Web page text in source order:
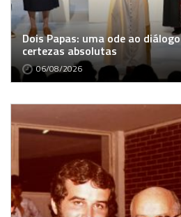
Dois Papas: uma ode ao
certezas absolutas
06/08/2026